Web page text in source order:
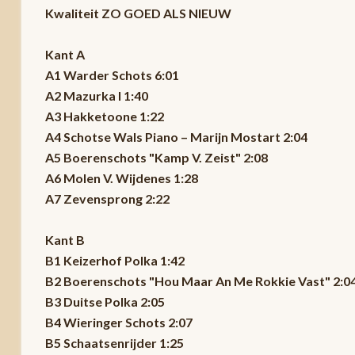
Kwaliteit ZO GOED ALS NIEUW
Kant A
A1 Warder Schots 6:01
A2 Mazurka I 1:40
A3 Hakketoone 1:22
A4 Schotse Wals Piano – Marijn Mostart 2:04
A5 Boerenschots "Kamp V. Zeist" 2:08
A6 Molen V. Wijdenes 1:28
A7 Zevensprong 2:22
Kant B
B1 Keizerhof Polka 1:42
B2 Boerenschots "Hou Maar An Me Rokkie Vast"
B3 Duitse Polka 2:05
B4 Wieringer Schots 2:07
B5 Schaatsenrijder 1:25